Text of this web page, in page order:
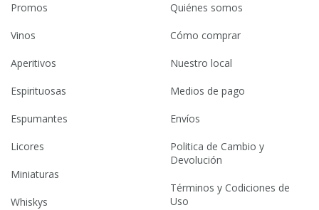
Promos
Vinos
Aperitivos
Espirituosas
Espumantes
Licores
Miniaturas
Whiskys
Quiénes somos
Cómo comprar
Nuestro local
Medios de pago
Envíos
Politica de Cambio y
Devolución
Términos y Codiciones de
Uso